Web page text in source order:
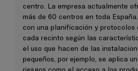
centro. La empresa actualmente
más de 60 centros en toda
con una planificación y protocolos
cada recinto según las
el uso que hacen de las
pequeños, por ejemplo, se aplica
riesgos como el acceso a los